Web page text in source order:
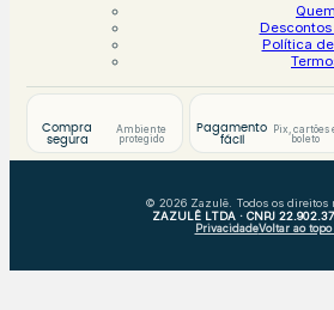
Política
Compra
segura
Ambiente
protegido
Pagamento
fácil
Pix, cartões
boleto
© 2026 Zazulê. Todos os direitos
ZAZULÊ LTDA · CNPJ
PrivacidadeVoltar ao